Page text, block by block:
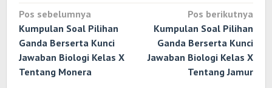
Navigasi
pos
Pos sebelumnya
Kumpulan Soal Pilihan
Ganda Berserta Kunci
Jawaban Biologi Kelas X
Tentang Monera
Pos berikutnya
Kumpulan Soal Pilihan
Ganda Berserta Kunci
Jawaban Biologi Kelas X
Tentang Jamur